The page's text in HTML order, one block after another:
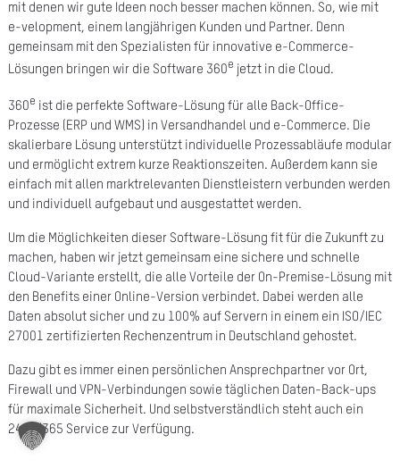
mit denen wir gute Ideen noch besser machen können. So, wie mit
e-velopment, einem langjährigen Kunden und Partner. Denn
gemeinsam mit den Spezialisten für innovative e-Commerce-
Lösungen bringen wir die Software 360e jetzt in die Cloud.
360e ist die perfekte Software-Lösung für alle Back-Office-
Prozesse (ERP und WMS) in Versandhandel und e-Commerce. Die
skalierbare Lösung unterstützt individuelle Prozessabläufe modular
und ermöglicht extrem kurze Reaktionszeiten. Außerdem kann sie
einfach mit allen marktrelevanten Dienstleistern verbunden werden
und individuell aufgebaut und ausgestattet werden.
Um die Möglichkeiten dieser Software-Lösung fit für die Zukunft zu
machen, haben wir jetzt gemeinsam eine sichere und schnelle
Cloud-Variante erstellt, die alle Vorteile der On-Premise-Lösung mit
den Benefits einer Online-Version verbindet. Dabei werden alle
Daten absolut sicher und zu 100% auf Servern in einem ein ISO/IEC
27001 zertifizierten Rechenzentrum in Deutschland gehostet.
Dazu gibt es immer einen persönlichen Ansprechpartner vor Ort,
Firewall und VPN-Verbindungen sowie täglichen Daten-Back-ups
für maximale Sicherheit. Und selbstverständlich steht auch ein
24/7/365 Service zur Verfügung.